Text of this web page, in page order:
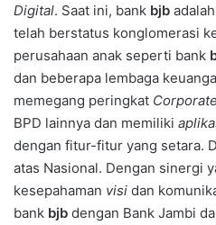
Digital. Saat ini, bank bjb
telah berstatus konglomerasi
perusahaan anak seperti bank
dan beberapa lembaga
memegang peringkat Corporate
BPD lainnya dan memiliki
dengan fitur-fitur yang setara.
atas Nasional. Dengan sinergi
kesepahaman visi dan
bank bjb dengan Bank Jambi